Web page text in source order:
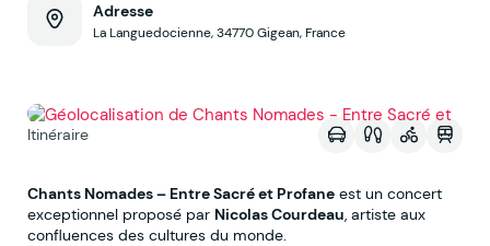
Adresse
La Languedocienne, 34770 Gigean, France
Itinéraire
Chants Nomades – Entre Sacré et Profane est un concert
exceptionnel proposé par Nicolas Courdeau, artiste aux
confluences des cultures du monde.